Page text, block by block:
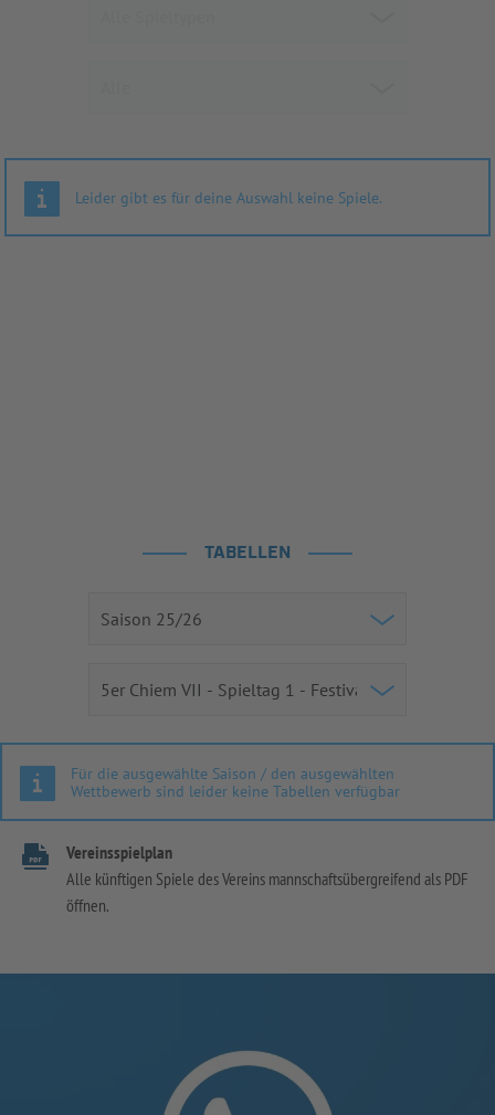
Leider gibt es für deine Auswahl keine Spiele.
TABELLEN
Für die ausgewählte Saison / den ausgewählten
Wettbewerb sind leider keine Tabellen verfügbar
Vereinsspielplan
Alle künftigen Spiele des Vereins mannschaftsübergreifend als PDF
öffnen.